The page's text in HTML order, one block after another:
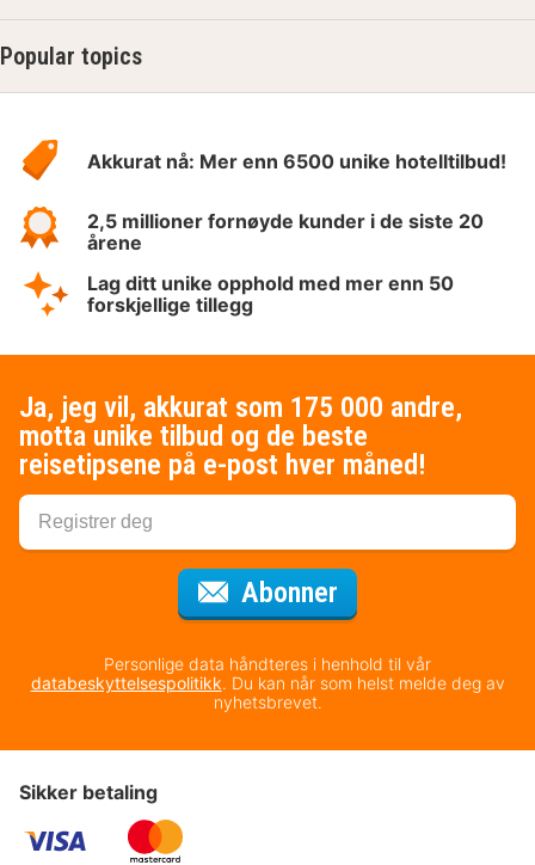
Popular topics
Hotelspecials
Akkurat nå: Mer enn 6500 unike hotelltilbud!
2,5 millioner fornøyde kunder i de siste 20
årene
Lag ditt unike opphold med mer enn 50
forskjellige tillegg
Ja, jeg vil, akkurat som 175 000 andre,
motta unike tilbud og de beste
reisetipsene på e-post hver måned!
Abonner
Personlige data håndteres i henhold til vår
databeskyttelsespolitikk. Du kan når som helst melde deg av
nyhetsbrevet.
Sikker betaling